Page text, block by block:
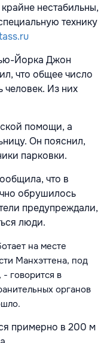
нестабильны,
технику
Йорка Джон
что общее число
человек. Из них
помощи, а
Он пояснил,
парковки.
что в
обрушилось
предупреждали,
люди.
на месте
Манхэттена, под
- говорится в
органов
примерно в 200 м